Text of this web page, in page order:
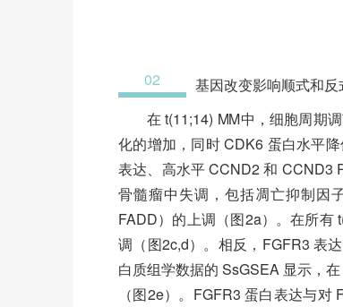
02
基因改变影响顺式和
在 t(11;14) MM中，细胞周期
化的增加，同时 CDK6 蛋白水平
表达、高水平 CCND2 和 CCND3
骨髓瘤中失调，包括凋亡抑制因
FADD）的上调（图2a）。在所有
调（图2c,d）。相反，FGFR3 表
白质组学数据的 SsGSEA 显示，
（图2e）。FGFR3 蛋白表达与